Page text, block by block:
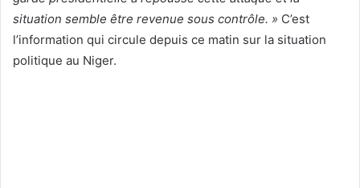
situation semble être revenue sous contrôle. » C’est
l’information qui circule depuis ce matin sur la situation
politique au Niger.